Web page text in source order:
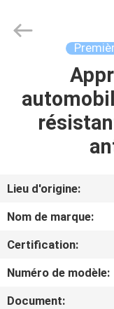
APERÇU
PRODUITS
A
DE
NOUS
Chemical
Technology
Lieu d'origine:
Nom de marque:
Certification:
Numéro de modèle:
Document: